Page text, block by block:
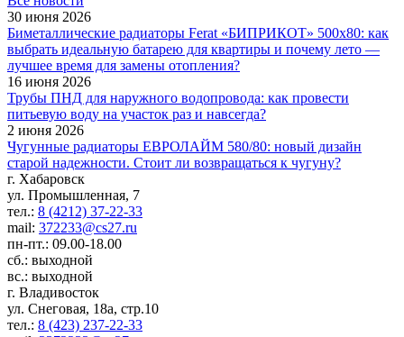
30 июня 2026
Биметаллические радиаторы Ferat «БИПРИКОТ» 500x80: как
выбрать идеальную батарею для квартиры и почему лето —
лучшее время для замены отопления?
16 июня 2026
Трубы ПНД для наружного водопровода: как провести
питьевую воду на участок раз и навсегда?
2 июня 2026
Чугунные радиаторы ЕВРОЛАЙМ 580/80: новый дизайн
старой надежности. Стоит ли возвращаться к чугуну?
г. Хабаровск
ул. Промышленная, 7
тел.: 8 (4212) 37-22-33
mail: 372233@cs27.ru
пн-пт.: 09.00-18.00
сб.: выходной
вс.: выходной
г. Владивосток
ул. Снеговая, 18а, стр.10
тел.: 8 (423) 237-22-33